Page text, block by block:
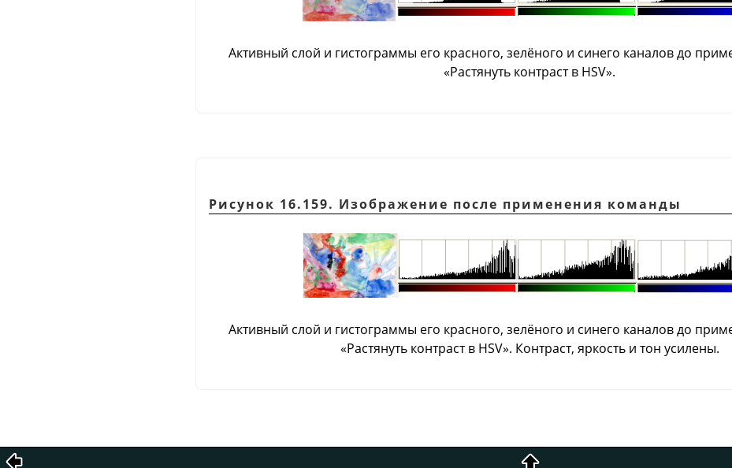
Активный слой и гистограммы его красного, зелёного и синего каналов до
«Растянуть контраст в HSV».
Рисунок 16.159. Изображение после применения команды
Активный слой и гистограммы его красного, зелёного и синего каналов до
«Растянуть контраст в HSV». Контраст, яркость и тон усилены.